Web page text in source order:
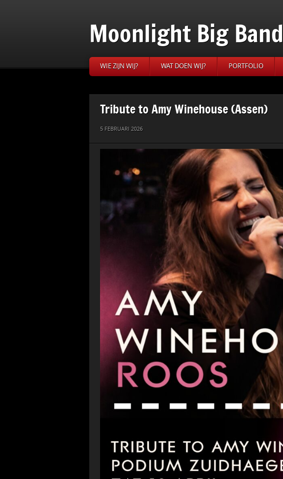
Moonlight Big Band
WIE ZIJN WIJ? WAT DOEN WIJ? PORTFOLIO
Tribute to Amy Winehouse (Assen)
5 FEBRUARI 2026